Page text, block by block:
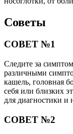
Советы
СОВЕТ №1
Следите за
различными
кашель, головная
себя или близких
для диагностики и
СОВЕТ №2